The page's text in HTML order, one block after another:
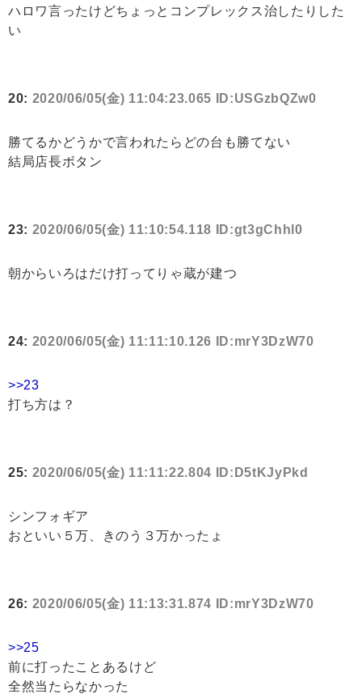
ハロワ言ったけどちょっとコンプレックス治したりした
い
20: 2020/06/05(金) 11:04:23.065 ID:USGzbQZw0
勝てるかどうかで言われたらどの台も勝てない
結局店長ボタン
23: 2020/06/05(金) 11:10:54.118 ID:gt3gChhl0
朝からいろはだけ打ってりゃ蔵が建つ
24: 2020/06/05(金) 11:11:10.126 ID:mrY3DzW70
>>23
打ち方は？
25: 2020/06/05(金) 11:11:22.804 ID:D5tKJyPkd
シンフォギア
おといい５万、きのう３万かったょ
26: 2020/06/05(金) 11:13:31.874 ID:mrY3DzW70
>>25
前に打ったことあるけど
全然当たらなかった